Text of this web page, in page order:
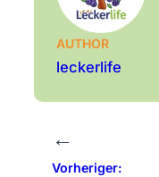
AUTHOR
leckerlife
←
Vorheriger: